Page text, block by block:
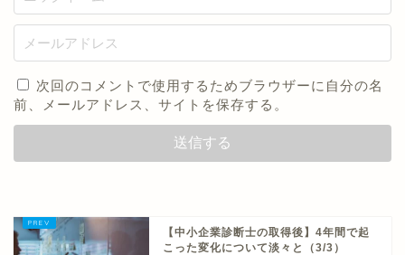
次回のコメントで使用するためブラウザーに自分の名
前、メールアドレス、サイトを保存する。
【中小企業診断士の取得後】4年間で起
こった変化について淡々と（3/3）